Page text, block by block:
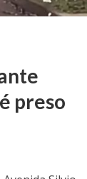
preso